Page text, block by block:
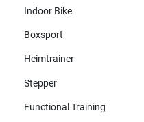
Indoor Bike
Boxsport
Heimtrainer
Stepper
Functional Training